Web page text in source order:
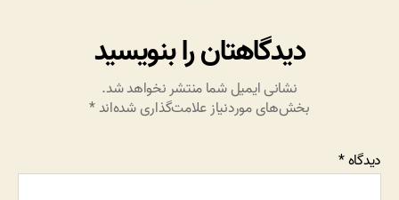
دیدگاهتان را بنویسید
نشانی ایمیل شما منتشر نخواهد شد.
بخش‌های موردنیاز علامت‌گذاری شده‌اند*
دیدگاه*